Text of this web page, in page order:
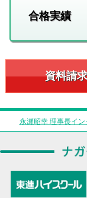
合格実績
資料請求
永瀬昭幸 理事長イン